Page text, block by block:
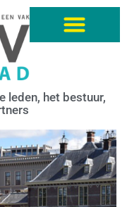
leden, het bestuur,